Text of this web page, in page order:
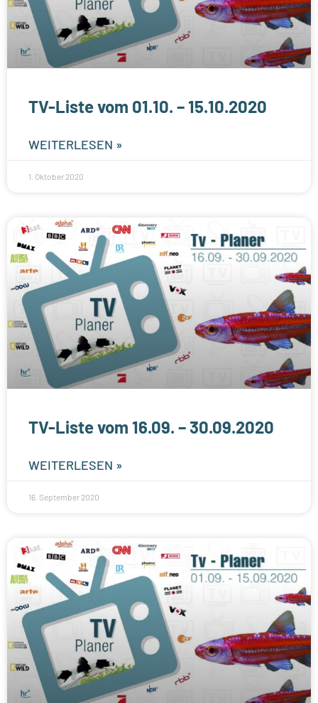
TV-Liste vom 01.10. – 15.10.2020
WEITERLESEN »
1. Oktober 2020
TV-Liste vom 16.09. – 30.09.2020
WEITERLESEN »
16. September 2020